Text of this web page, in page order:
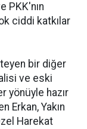
PKK'nın
ciddi katkılar
bir diğer
ve eski
yönüyle hazır
Yakın
Harekat